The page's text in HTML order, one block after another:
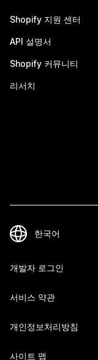
Shopify 지원 센터
API 설명서
Shopify 커뮤니티
리서치
개발자 로그인
서비스 약관
개인정보처리방침
사이트 맵